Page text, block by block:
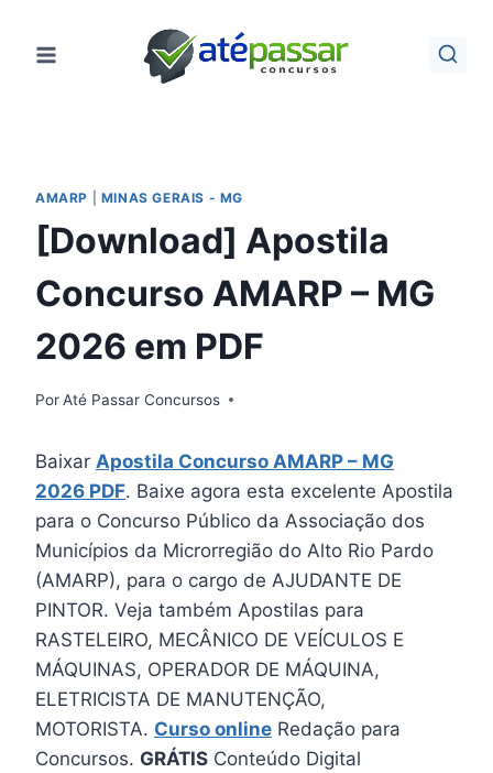
para
AMARP MINAS GERAIS - MG
[Download] Apostila
Concurso AMARP – MG
2026 em PDF
PorAté Passar Concursos
Baixar Apostila Concurso AMARP – MG
2026 PDF. Baixe agora esta excelente Apostila
para o Concurso Público da Associação dos
Municípios da Microrregião do Alto Rio Pardo
(AMARP), para o cargo de AJUDANTE DE
PINTOR. Veja também Apostilas para
RASTELEIRO, MECÂNICO DE VEÍCULOS E
MÁQUINAS, OPERADOR DE MÁQUINA,
ELETRICISTA DE MANUTENÇÃO,
MOTORISTA. Curso online Redação para
Concursos. GRÁTIS Conteúdo Digital